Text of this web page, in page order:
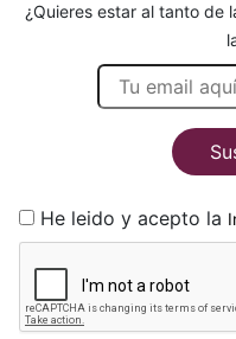
¿Quieres estar al tanto de
He leido y acepto la